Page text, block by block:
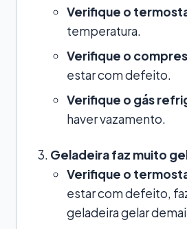
Verifique o
temperatura.
Verifique o
estar com defeito.
Verifique o gás
haver vazamento.
Geladeira faz muito
Verifique o
estar com defeito,
geladeira gelar